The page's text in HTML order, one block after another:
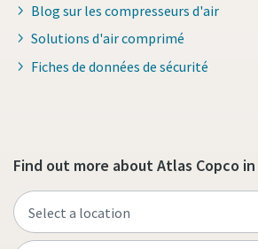
En savoir plus
Blog sur les compresseurs d'air
Solutions d'air comprimé
Fiches de données de sécurité
Find out more about Atlas Copco